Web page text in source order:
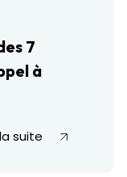
7
à
suite